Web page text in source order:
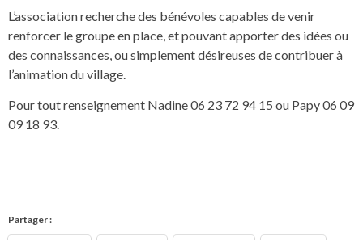
L’association recherche des bénévoles capables de venir
renforcer le groupe en place, et pouvant apporter des idées ou
des connaissances, ou simplement désireuses de contribuer à
l’animation du village.
Pour tout renseignement Nadine 06 23 72 94 15 ou Papy 06 09
09 18 93.
Partager :